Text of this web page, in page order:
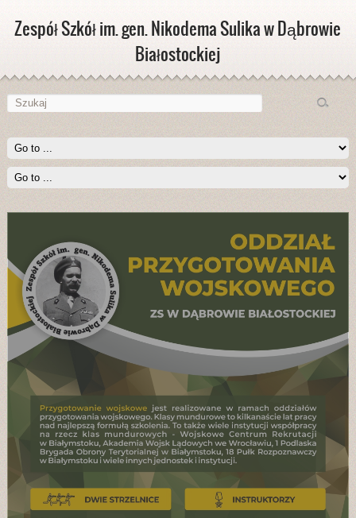
Zespół Szkół im. gen. Nikodema Sulika w Dąbrowie
Białostockiej